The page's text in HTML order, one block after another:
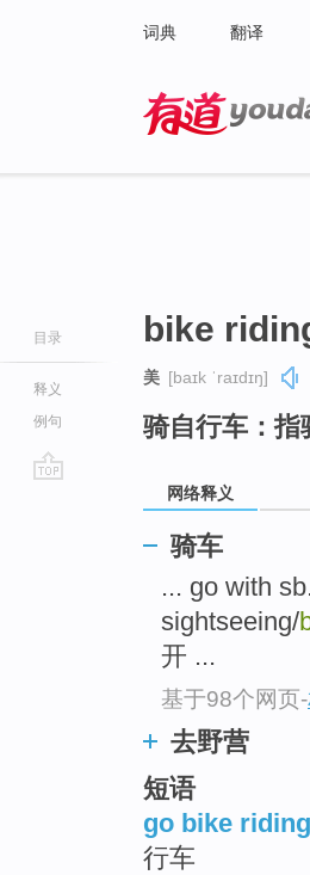
词典 翻译
目录
释义
例句
bike
美 [baɪk ˈraɪdɪŋ]
骑自行车：指
网络释义
骑车
... go with
sightseeing/
开 ...
基于98个网页-
去野营
短语
go bike riding
行车